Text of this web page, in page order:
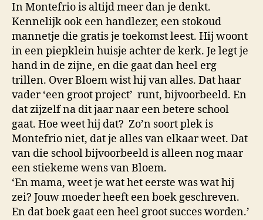
In Montefrio is altijd meer dan je denkt.
Kennelijk ook een handlezer, een stokoud
mannetje die gratis je toekomst leest. Hij woont
in een piepklein huisje achter de kerk. Je legt je
hand in de zijne, en die gaat dan heel erg
trillen. Over Bloem wist hij van alles. Dat haar
vader ‘een groot project’ runt, bijvoorbeeld. En
dat zijzelf na dit jaar naar een betere school
gaat. Hoe weet hij dat? Zo’n soort plek is
Montefrio niet, dat je alles van elkaar weet. Dat
van die school bijvoorbeeld is alleen nog maar
een stiekeme wens van Bloem.
‘En mama, weet je wat het eerste was wat hij
zei? Jouw moeder heeft een boek geschreven.
En dat boek gaat een heel groot succes worden.’